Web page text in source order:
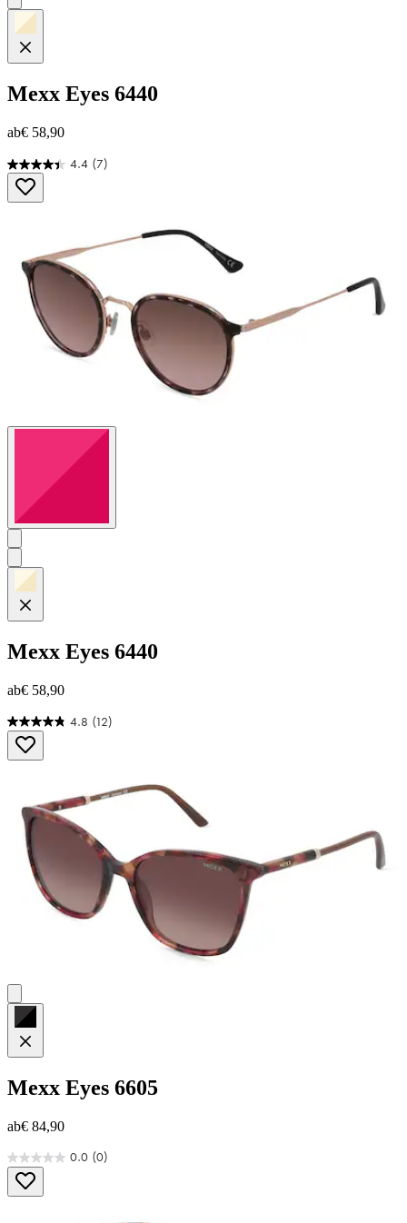
Mexx Eyes 6440
ab€ 58,90
4.4 (7)
4.4
von
5
Bewertungen
Mexx Eyes 6440
ab€ 58,90
4.8 (12)
4.8
von
5
Bewertungen
Mexx Eyes 6605
ab€ 84,90
0.0 (0)
0.0
von
5